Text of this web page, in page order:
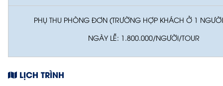
PHỤ THU PHÒNG ĐƠN (TRƯỜNG HỢP KHÁCH Ở 1
NGÀY LỄ: 1.800.000/NGƯỜI/TOUR
LỊCH TRÌNH